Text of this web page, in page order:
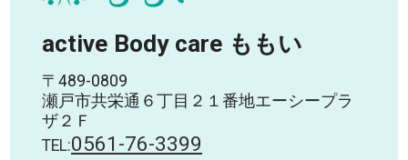
active Body care ももい
〒489-0809
瀬戸市共栄通６丁目２１番地エーシープラ
ザ２Ｆ
TEL:0561-76-3399